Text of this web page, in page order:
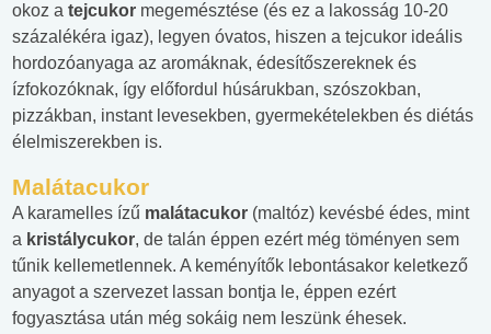
okoz a tejcukor megemésztése (és ez a lakosság 10-20
százalékéra igaz), legyen óvatos, hiszen a tejcukor ideális
hordozóanyaga az aromáknak, édesítőszereknek és
ízfokozóknak, így előfordul húsárukban, szószokban,
pizzákban, instant levesekben, gyermekételekben és diétás
élelmiszerekben is.
Malátacukor
A karamelles ízű malátacukor (maltóz) kevésbé édes, mint
a kristálycukor, de talán éppen ezért még töményen sem
tűnik kellemetlennek. A keményítők lebontásakor keletkező
anyagot a szervezet lassan bontja le, éppen ezért
fogyasztása után még sokáig nem leszünk éhesek.